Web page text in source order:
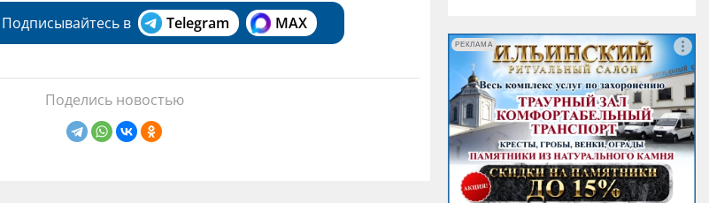
Подписывайтесь в Telegram MAX
Поделись новостью
РЕКЛАМА